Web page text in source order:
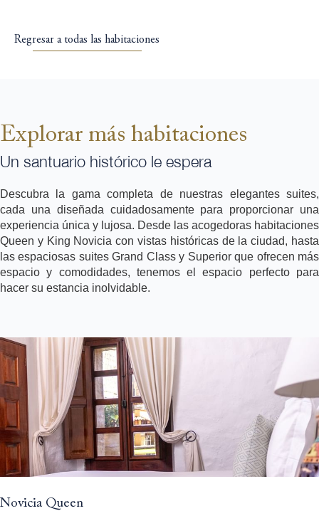
Regresar a todas las habitaciones
Explorar más habitaciones
Un santuario histórico le espera
Descubra la gama completa de nuestras elegantes suites,
cada una diseñada cuidadosamente para proporcionar una
experiencia única y lujosa. Desde las acogedoras habitaciones
Queen y King Novicia con vistas históricas de la ciudad, hasta
las espaciosas suites Grand Class y Superior que ofrecen más
espacio y comodidades, tenemos el espacio perfecto para
hacer su estancia inolvidable.
Novicia Queen